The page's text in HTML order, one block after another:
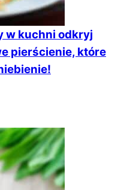
w kuchni odkryj
pierścienie, które